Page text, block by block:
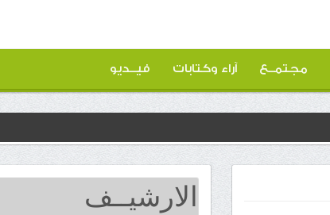
مجتمــع آراء وكتابات فيــديو
الارشيــف